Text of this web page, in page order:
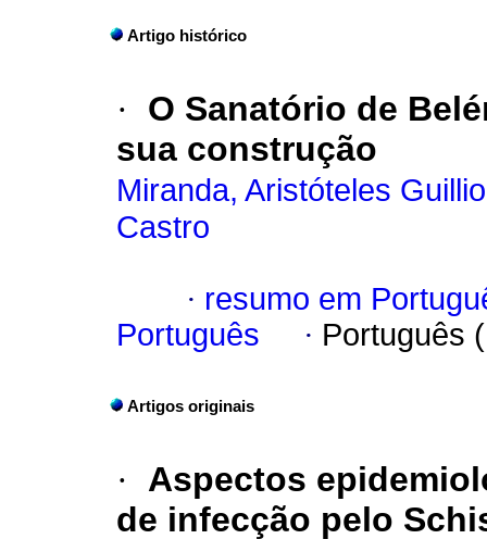
Artigo histórico
·
O Sanatório de
sua construção
Miranda, Aristóteles
Castro
· resumo em
Português
· Português
Artigos originais
·
Aspectos
de infecção pelo